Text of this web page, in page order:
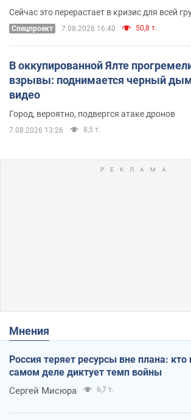
удалось
Сейчас это перерастает в кризис для всей
Спецпроект 7.08.2026 16:40 50,8 т.
В оккупированной Ялте
взрывы: поднимается черный
видео
Город, вероятно, подвергся атаке дронов
7.08.2026 13:26 8,5 т.
Мнения
Россия теряет ресурсы вне плана: кто
самом деле диктует темп войны
Сергей Мисюра 6,7 т.